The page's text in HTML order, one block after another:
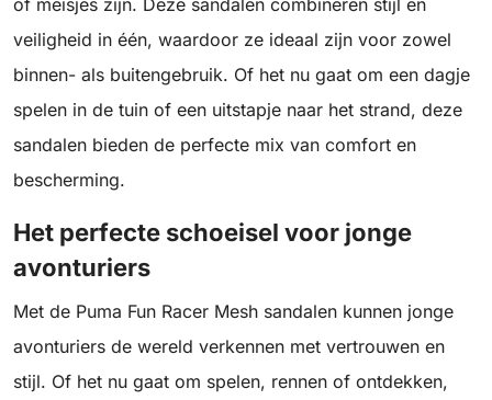
of meisjes zijn. Deze sandalen combineren stijl en
veiligheid in één, waardoor ze ideaal zijn voor zowel
binnen- als buitengebruik. Of het nu gaat om een dagje
spelen in de tuin of een uitstapje naar het strand, deze
sandalen bieden de perfecte mix van comfort en
bescherming.
Het perfecte schoeisel voor jonge
avonturiers
Met de Puma Fun Racer Mesh sandalen kunnen jonge
avonturiers de wereld verkennen met vertrouwen en
stijl. Of het nu gaat om spelen, rennen of ontdekken,